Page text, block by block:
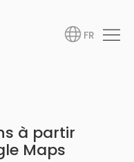
FR
à partir
Maps